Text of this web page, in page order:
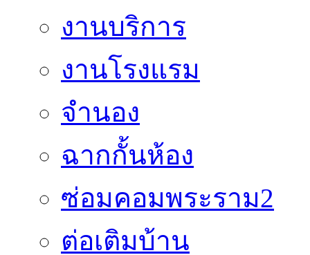
งานบริการ
งานโรงแรม
จำนอง
ฉากกั้นห้อง
ซ่อมคอมพระราม2
ต่อเติมบ้าน